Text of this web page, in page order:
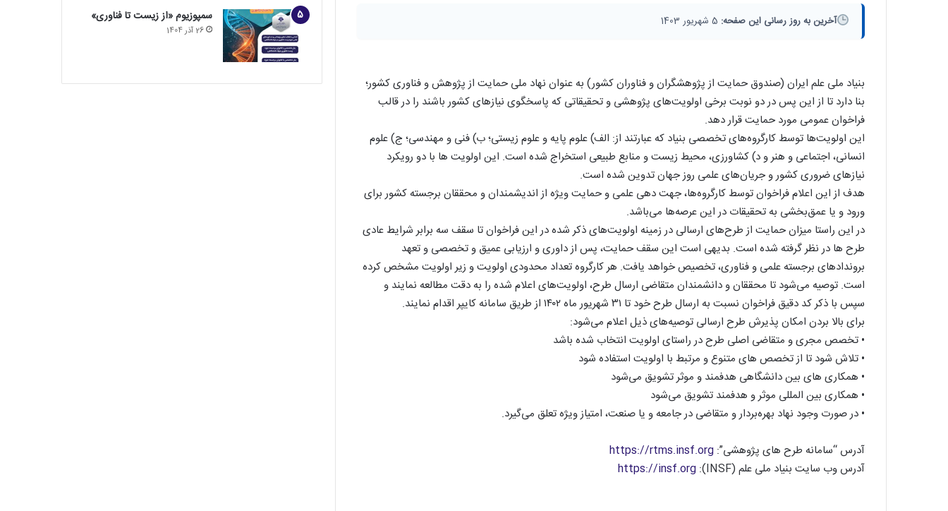
آخرین به روز رسانی این صفحه:
بنیاد ملی علم ایران (صندوق حمایت از پژوهشگران و فناوران کشور) به عنوان نهاد ملی حمایت از پژوهش و فناوری کشور؛
بنا دارد تا از این پس در دو نوبت برخی اولویت‌های پژوهشی و تحقیقاتی که پاسخگوی نیازهای کشور باشند را در قالب
فراخوان عمومی مورد حمایت قرار دهد.
این اولویت‌ها توسط کارگروه‌های تخصصی بنیاد که عبارتند از: الف) علوم پایه و علوم زیستی؛ ب) فنی و مهندسی؛ ج) علوم
انسانی، اجتماعی و هنر و د) کشاورزی، محیط زیست و منابع طبیعی استخراج شده است. این اولویت ها با دو رویکرد
نیازهای ضروری کشور و جریان‌های علمی روز جهان تدوین شده است.
هدف از این اعلام فراخوان توسط کارگروه‌ها، جهت دهی علمی و حمایت ویژه از اندیشمندان و محققان برجسته کشور برای
ورود و یا عمق‌بخشی به تحقیقات در این عرصه‌ها می‌باشد.
در این راستا میزان حمایت از طرح‌های ارسالی در زمینه اولویت‌های ذکر شده در این فراخوان تا سقف سه برابر شرایط عادی
طرح ها در نظر گرفته شده است. بدیهی است این سقف حمایت، پس از داوری و ارزیابی عمیق و تخصصی و تعهد
بروندادهای برجسته علمی و فناوری، تخصیص خواهد یافت. هر کارگروه تعداد محدودی اولویت و زیر اولویت مشخص کرده
است. توصیه می‌شود تا محققان و دانشمندان متقاضی ارسال طرح، اولویت‌های اعلام شده را به دقت مطالعه نمایند و
سپس با ذکر کد دقیق فراخوان نسبت به ارسال طرح خود تا ۳۱ شهریور ماه ۱۴۰۲ از طریق سامانه کایپر اقدام نمایند.
برای بالا بردن امکان پذیرش طرح ارسالی توصیه‌های ذیل اعلام می‌شود:
• تخصص مجری و متقاضی اصلی طرح در راستای اولویت انتخاب شده باشد
• تلاش شود تا از تخصص های متنوع و مرتبط با اولویت استفاده شود
• همکاری های بین دانشگاهی هدفمند و موثر تشویق می‌شود
• همکاری بین المللی موثر و هدفمند تشویق می‌شود
• در صورت وجود نهاد بهره‌بردار و متقاضی در جامعه و یا صنعت، امتیاز ویژه تعلق می‌گیرد.
آدرس “سامانه طرح های پژوهشی”: https://rtms.insf.org
آدرس وب سایت بنیاد ملی علم (INSF):
https://insf.org
سمپوزیوم «از زیست تا فناوری»
26 آذر 1404